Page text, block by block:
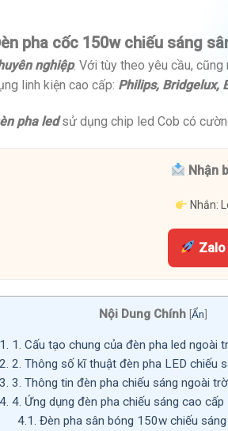
pha cốc 150w chiếu sáng
nghiệp. Với tùy theo yêu cầu,
linh kiện cao cấp: Philips, Bridgelux,
pha led sử dụng chip led Cob có
Nhận
Nhắn:
Zalo
Nội Dung Chính [Ẩn]
1. 1. Cấu tạo chung của đèn pha led ngoài
2. 2. Thông số kĩ thuật đèn pha LED chiếu
3. 3. Thông tin đèn pha chiếu sáng ngoài
4. 4. Ứng dụng đèn pha chiếu sáng cao cấp
4.1. Đèn pha sân bóng 150w chiếu